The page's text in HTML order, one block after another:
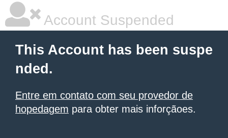
Account Suspended
This Account has been suspe
nded.
Entre em contato com seu provedor de
hopedagem para obter mais inforçãoes.